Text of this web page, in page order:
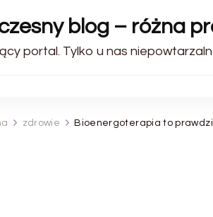
blog – różna
portal. Tylko u nas
zdrowie Bioenergoterapia to